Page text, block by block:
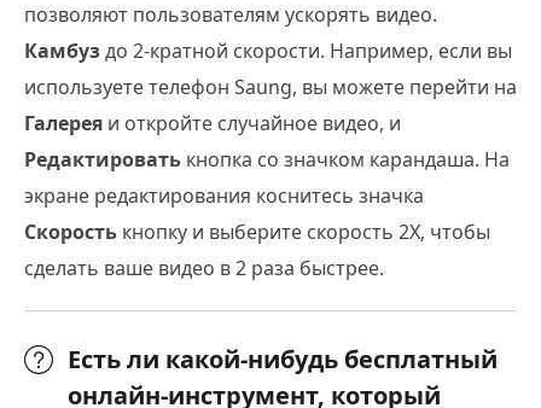
позволяют пользователям ускорять видео.
Камбуздо 2-кратной скорости. Например, если вы
используете телефон Saung, вы можете перейти на
Галерея и откройте случайное видео, и
Редактировать кнопка со значком карандаша. На
экране редактирования коснитесь значка
Скорость кнопку и выберите скорость 2X, чтобы
сделать ваше видео в 2 раза быстрее.
Есть ли какой-нибудь бесплатный
онлайн-инструмент, который